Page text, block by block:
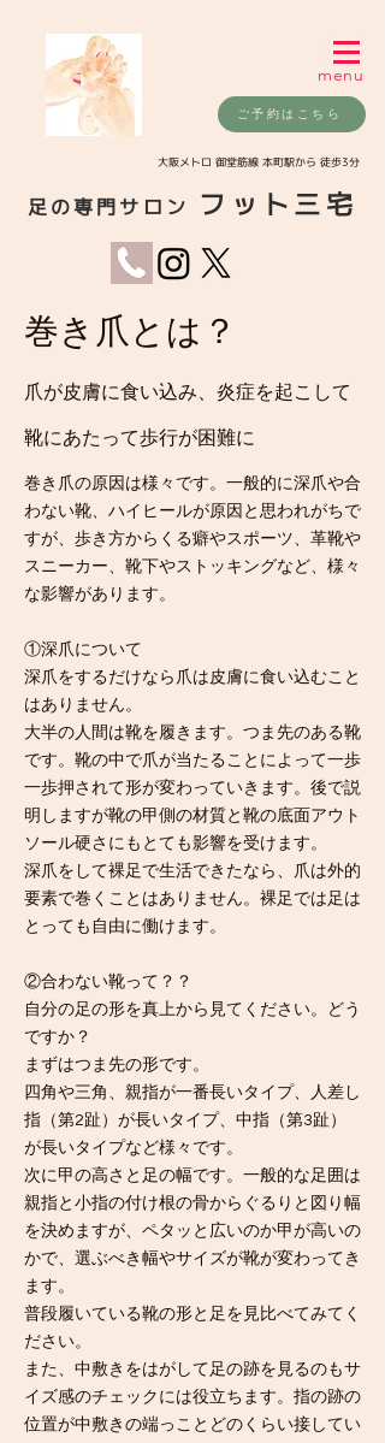
menu
ご予約はこちら
​大阪メトロ 御堂筋線 本町駅から 徒歩3分
足の専門サロン フット三宅
巻き爪とは？
爪が皮膚に食い込み、炎症を起こして
靴にあたって歩行が困難に
巻き爪の原因は様々です。一般的に深爪や合
わない靴、ハイヒールが原因と思われがちで
すが、歩き方からくる癖やスポーツ、革靴や
スニーカー、靴下やストッキングなど、様々
な影響があります。
①深爪について
深爪をするだけなら爪は皮膚に食い込むこと
はありません。
大半の人間は靴を履きます。つま先のある靴
です。靴の中で爪が当たることによって一歩
一歩押されて形が変わっていきます。後で説
明しますが靴の甲側の材質と靴の底面アウト
ソール硬さにもとても影響を受けます。
深爪をして裸足で生活できたなら、爪は外的
要素で巻くことはありません。裸足では足は
とっても自由に働けます。
②合わない靴って？？
自分の足の形を真上から見てください。どう
ですか？
まずはつま先の形です。
四角や三角、親指が一番長いタイプ、人差し
指（第2趾）が長いタイプ、中指（第3趾）
が長いタイプなど様々です。
次に甲の高さと足の幅です。一般的な足囲は
親指と小指の付け根の骨からぐるりと図り幅
を決めますが、ペタッと広いのか甲が高いの
かで、選ぶべき幅やサイズが靴が変わってき
ます。
普段履いている靴の形と足を見比べてみてく
ださい。
​また、中敷きをはがして足の跡を見るのもサ
イズ感のチェックには役立ちます。指の跡の
位置が中敷きの端っことどのくらい接してい